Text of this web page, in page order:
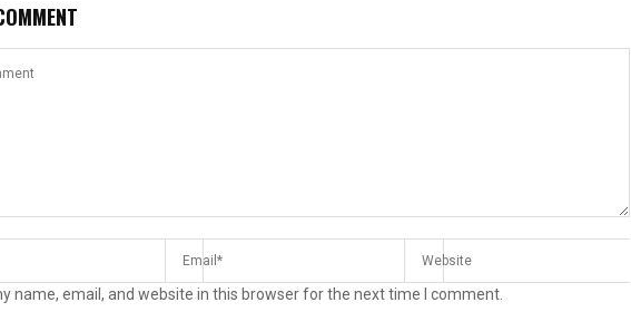
name, email, and website in this browser for the next time I comment.